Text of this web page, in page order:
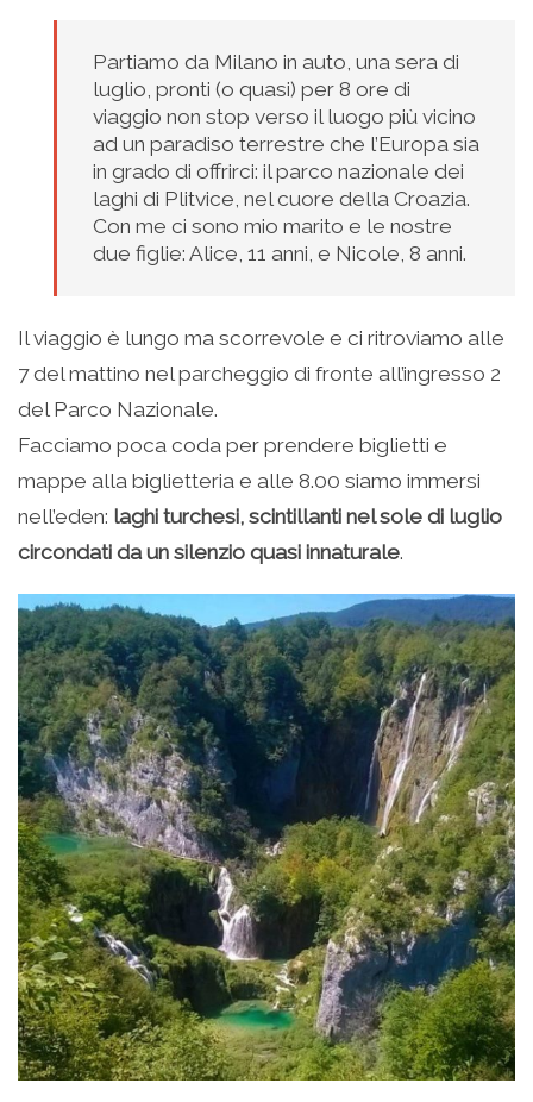
Partiamo da Milano in auto, una sera di
luglio, pronti (o quasi) per 8 ore di
viaggio non stop verso il luogo più vicino
ad un paradiso terrestre che l’Europa sia
in grado di offrirci: il parco nazionale dei
laghi di Plitvice, nel cuore della Croazia.
Con me ci sono mio marito e le nostre
due figlie: Alice, 11 anni, e Nicole, 8 anni.
Il viaggio è lungo ma scorrevole e ci ritroviamo alle
7 del mattino nel parcheggio di fronte all’ingresso 2
del Parco Nazionale.
Facciamo poca coda per prendere biglietti e
mappe alla biglietteria e alle 8.00 siamo immersi
nell’eden: laghi turchesi, scintillanti nel sole di luglio
circondati da un silenzio quasi innaturale.